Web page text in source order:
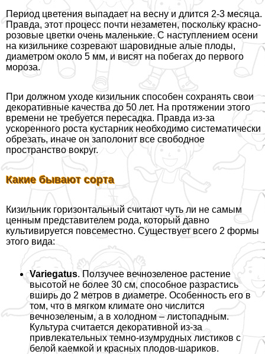
Период цветения выпадает на весну и длится 2-3 месяца.
Правда, этот процесс почти незаметен, поскольку красно-
розовые цветки очень маленькие. С наступлением осени
на кизильнике созревают шаровидные алые плоды,
диаметром около 5 мм, и висят на побегах до первого
мороза.
При должном уходе кизильник способен сохранять свои
декоративные качества до 50 лет. На протяжении этого
времени не требуется пересадка. Правда из-за
ускоренного роста кустарник необходимо систематически
обрезать, иначе он заполонит все свободное
прострaнcтво вокруг.
Какие бывают сорта
Кизильник горизонтальный считают чуть ли не самым
ценным представителем рода, который давно
культивируется повсеместно. Существует всего 2 формы
этого вида:
Variegatus. Ползучее вечнозеленое растение
высотой не более 30 см, способное разрастись
вширь до 2 метров в диаметре. Особенность его в
том, что в мягком климате оно числится
вечнозеленым, а в холодном – листопадным.
Культура считается декоративной из-за
привлекательных темно-изумрудных листиков с
белой каемкой и красных плодов-шариков.